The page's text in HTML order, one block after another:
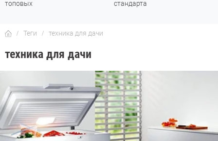
стандарта
Теги техника для дачи
техника для дачи